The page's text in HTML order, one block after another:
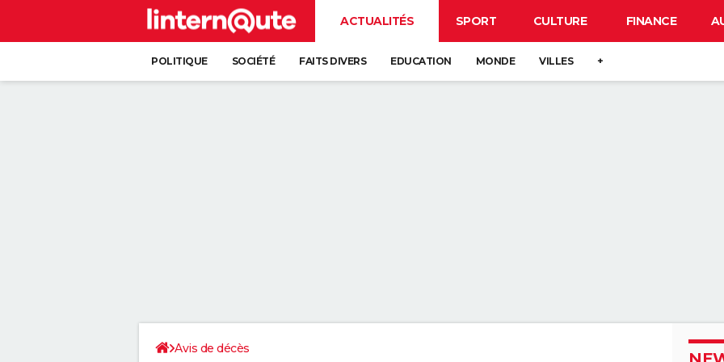
ACTUALITÉS SPORT CULTURE FINANCE
POLITIQUE SOCIÉTÉ FAITS DIVERS EDUCATION MONDE VILLES +
Avis de décès